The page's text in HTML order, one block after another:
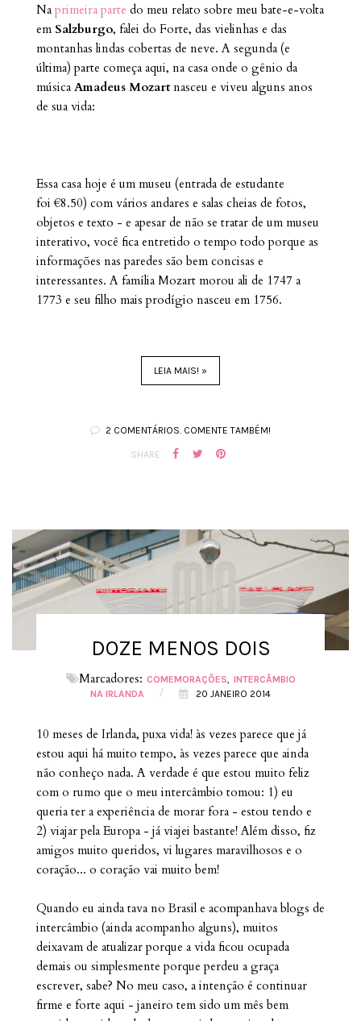
Na primeira parte do meu relato sobre meu bate-e-volta
em Salzburgo, falei do Forte, das vielinhas e das
montanhas lindas cobertas de neve. A segunda (e
última) parte começa aqui, na casa onde o gênio da
música Amadeus Mozart nasceu e viveu alguns anos
de sua vida:
Essa casa hoje é um museu (entrada de estudante
foi €8.50) com vários andares e salas cheias de fotos,
objetos e texto - e apesar de não se tratar de um museu
interativo, você fica entretido o tempo todo porque as
informações nas paredes são bem concisas e
interessantes. A família Mozart morou ali de 1747 a
1773 e seu filho mais prodígio nasceu em 1756.
LEIA MAIS! »
2 COMENTÁRIOS. COMENTE TAMBÉM!
SHARE:
DOZE MENOS DOIS
Marcadores: COMEMORAÇÕES
INTERCÂMBIO
NA IRLANDA
/ 20 JANEIRO 2014
10 meses de Irlanda, puxa vida! às vezes parece que já
estou aqui há muito tempo, às vezes parece que ainda
não conheço nada. A verdade é que estou muito feliz
com o rumo que o meu intercâmbio tomou: 1) eu
queria ter a experiência de morar fora - estou tendo e
2) viajar pela Europa - já viajei bastante! Além disso, fiz
amigos muito queridos, vi lugares maravilhosos e o
coração... o coração vai muito bem!
Quando eu ainda tava no Brasil e acompanhava blogs de
intercâmbio (ainda acompanho alguns), muitos
deixavam de atualizar porque a vida ficou ocupada
demais ou simplesmente porque perdeu a graça
escrever, sabe? No meu caso, a intenção é continuar
firme e forte aqui - janeiro tem sido um mês bem